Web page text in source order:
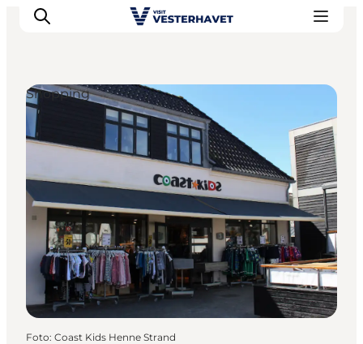
Events
Erlebnisse
Unsere Städte
Essen & Übernachtung
Tickets kaufen
Plane deine Reise
Shopping
Foto: Coast Kids Henne Strand